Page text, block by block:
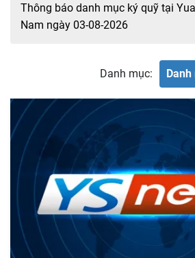
Thông báo danh mục ký quỹ tại
Nam ngày 03-08-2026
Danh mục: